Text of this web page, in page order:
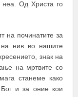
неа. Од Христа го
на починатите за
нив во нашите
знак на
на мртвите со
станеме како
Бог и за оние кои